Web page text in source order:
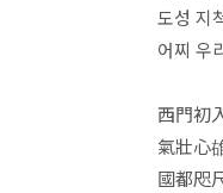
도성 지
어찌 우
西門初
氣壯心
國都咫